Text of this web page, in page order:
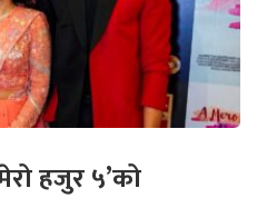
हजुर ५’को